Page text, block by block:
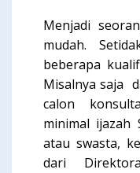
Menjadi
mudah.
beberapa
Misalnya saja
calon
minimal ijazah
atau swasta,
dari